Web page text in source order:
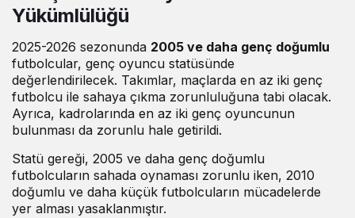
Yükümlülüğü
2025-2026 sezonunda 2005 ve daha genç doğumlu
futbolcular, genç oyuncu statüsünde
değerlendirilecek. Takımlar, maçlarda en az iki genç
futbolcu ile sahaya çıkma zorunluluğuna tabi olacak.
Ayrıca, kadrolarında en az iki genç oyuncunun
bulunması da zorunlu hale getirildi.
Statü gereği, 2005 ve daha genç doğumlu
futbolcuların sahada oynaması zorunlu iken, 2010
doğumlu ve daha küçük futbolcuların mücadelerde
yer alması yasaklanmıştır.